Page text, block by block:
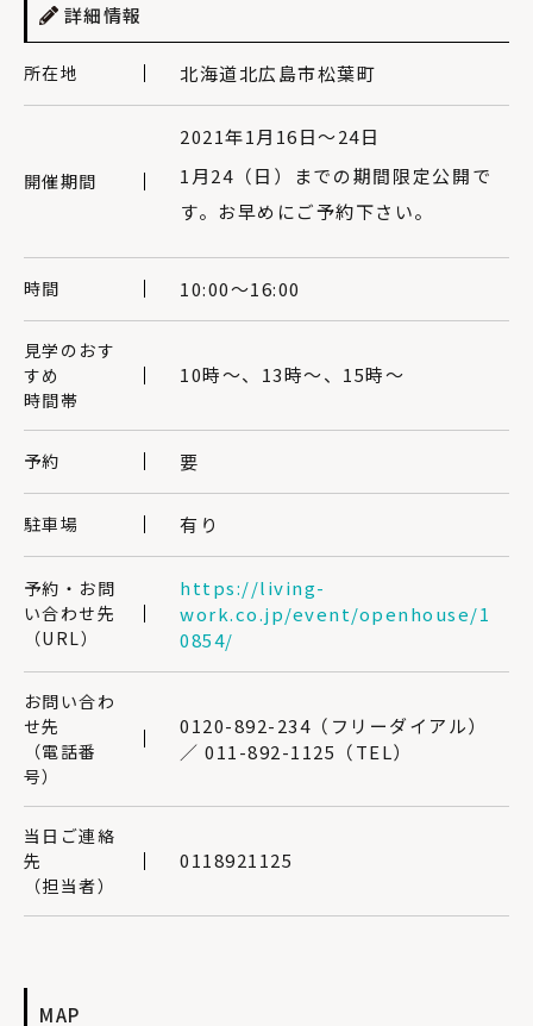
詳細情報
所在地 北海道北広島市松葉町
開催期間
2021年1月16日〜24日
1月24（日）までの期間限定公開で
す。お早めにご予約下さい。
時間 10:00〜16:00
見学のおす
すめ
時間帯
10時～、13時～、15時～
予約 要
駐車場 有り
予約・お問
い合わせ先
（URL）
https://living-
work.co.jp/event/openhouse/1
0854/
お問い合わ
せ先
（電話番
号）
0120-892-234（フリーダイアル）
／ 011-892-1125（TEL）
当日ご連絡
先
（担当者）
0118921125
MAP